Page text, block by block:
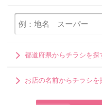
都道府県からチラシを探
お店の名前からチラシを